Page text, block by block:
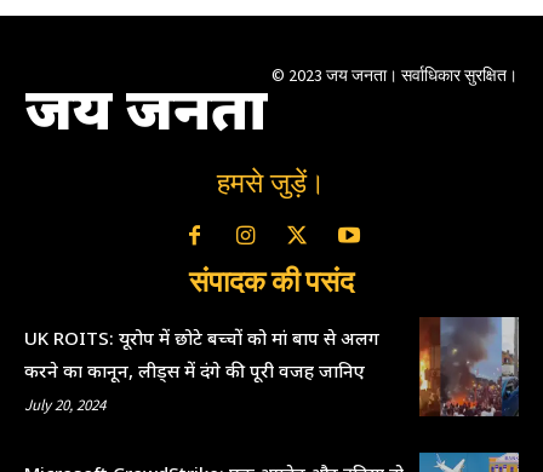
जय जनता © 2023 जय जनता। सर्वाधिकार सुरक्षित।
हमसे जुड़ें।
संपादक की पसंद
UK ROITS: यूरोप में छोटे बच्चों को मां बाप से अलग
करने का कानून, लीड्स में दंगे की पूरी वजह जानिए
July 20, 2024